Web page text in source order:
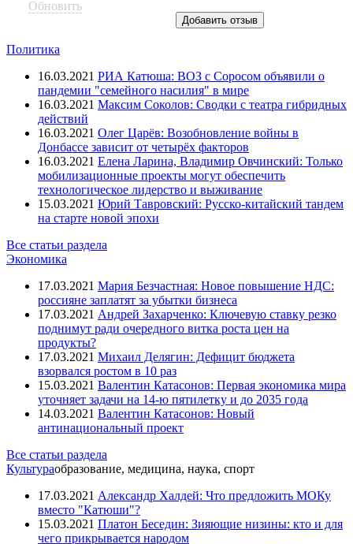
Обновить
Политика
16.03.2021 РИА Катюша: ВОЗ с Соросом объявили о
пандемии "семейного насилия" в мире
16.03.2021 Максим Соколов: Сводки с театра гибридных
действий
16.03.2021 Олег Царёв: Возобновление войны в
Донбассе зависит от четырёх факторов
16.03.2021 Елена Ларина, Владимир Овчинский: Только
мобилизационные проекты могут обеспечить
технологическое лидерство и выживание
15.03.2021 Юрий Тавровский: Русско-китайский тандем
на старте новой эпохи
Все статьи раздела
Экономика
17.03.2021 Мария Безчастная: Новое повышение НДС:
россияне заплатят за убытки бизнеса
17.03.2021 Андрей Захарченко: Ключевую ставку резко
поднимут ради очередного витка роста цен на
продукты?
17.03.2021 Михаил Делягин: Дефицит бюджета
взорвался ростом в 10 раз
15.03.2021 Валентин Катасонов: Первая экономика мира
уточняет задачи на 14-ю пятилетку и до 2035 года
14.03.2021 Валентин Катасонов: Новый
антинациональный проект
Все статьи раздела
Культураобразование, медицина, наука, спорт
17.03.2021 Александр Халдей: Что предложить МОКу
вместо "Катюши"?
15.03.2021 Платон Беседин: Зияющие низины: кто и для
чего прикрывается народом